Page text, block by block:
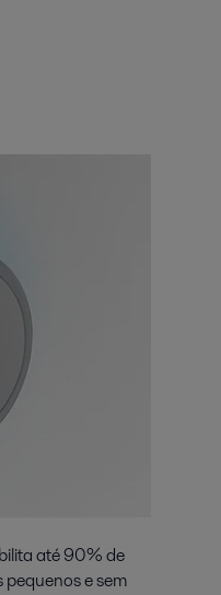
até 90% de
e sem